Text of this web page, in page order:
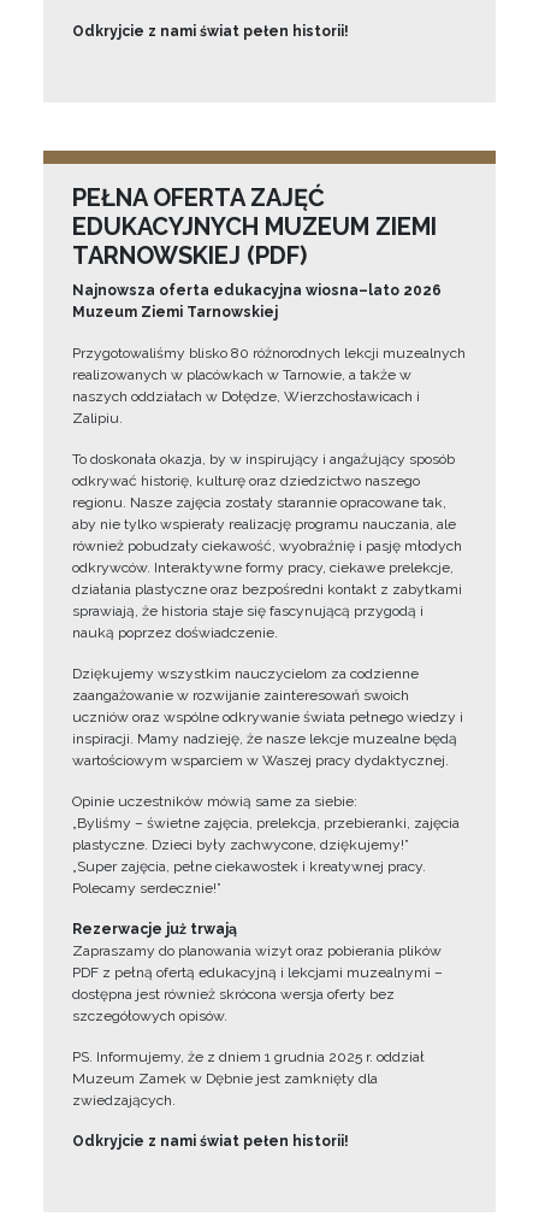
Odkryjcie z nami świat pełen historii!
PEŁNA OFERTA ZAJĘĆ
EDUKACYJNYCH MUZEUM ZIEMI
TARNOWSKIEJ (PDF)
Najnowsza oferta edukacyjna wiosna–lato 2026
Muzeum Ziemi Tarnowskiej
Przygotowaliśmy blisko 80 różnorodnych lekcji muzealnych
realizowanych w placówkach w Tarnowie, a także w
naszych oddziałach w Dołędze, Wierzchosławicach i
Zalipiu.
To doskonała okazja, by w inspirujący i angażujący sposób
odkrywać historię, kulturę oraz dziedzictwo naszego
regionu. Nasze zajęcia zostały starannie opracowane tak,
aby nie tylko wspierały realizację programu nauczania, ale
również pobudzały ciekawość, wyobraźnię i pasję młodych
odkrywców. Interaktywne formy pracy, ciekawe prelekcje,
działania plastyczne oraz bezpośredni kontakt z zabytkami
sprawiają, że historia staje się fascynującą przygodą i
nauką poprzez doświadczenie.
Dziękujemy wszystkim nauczycielom za codzienne
zaangażowanie w rozwijanie zainteresowań swoich
uczniów oraz wspólne odkrywanie świata pełnego wiedzy i
inspiracji. Mamy nadzieję, że nasze lekcje muzealne będą
wartościowym wsparciem w Waszej pracy dydaktycznej.
Opinie uczestników mówią same za siebie:
„Byliśmy – świetne zajęcia, prelekcja, przebieranki, zajęcia
plastyczne. Dzieci były zachwycone, dziękujemy!”
„Super zajęcia, pełne ciekawostek i kreatywnej pracy.
Polecamy serdecznie!”
Rezerwacje już trwają
Zapraszamy do planowania wizyt oraz pobierania plików
PDF z pełną ofertą edukacyjną i lekcjami muzealnymi –
dostępna jest również skrócona wersja oferty bez
szczegółowych opisów.
PS. Informujemy, że z dniem 1 grudnia 2025 r. oddział
Muzeum Zamek w Dębnie jest zamknięty dla
zwiedzających.
Odkryjcie z nami świat pełen historii!